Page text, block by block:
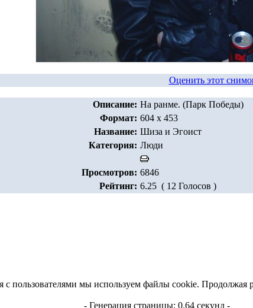
Оценить этот
Описание: На ранме. (Парк Победы)
Формат: 604 x 453
Название: Шиза и Эгоист
Категория: Люди
Просмотров: 6846
Рейтинг: 6.25 ( 12 Голосов )
с пользователями мы используем файлы cookie.
- Генерация страницы: 0.64 секунд -